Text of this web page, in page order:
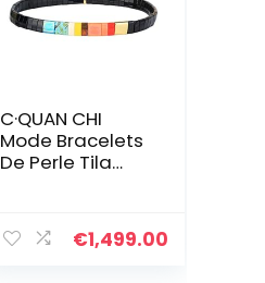
C·QUAN CHI
Mode Bracelets
De Perle Tila
Extensibles
Bracelets Bons
€1,499.00